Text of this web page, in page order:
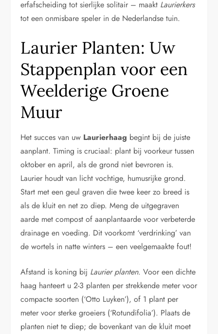
erfafscheiding tot sierlijke solitair – maakt Laurierkers
tot een onmisbare speler in de Nederlandse tuin.
Laurier Planten: Uw
Stappenplan voor een
Weelderige Groene
Muur
Het succes van uw Laurierhaag begint bij de juiste
aanplant. Timing is cruciaal: plant bij voorkeur tussen
oktober en april, als de grond niet bevroren is.
Laurier houdt van licht vochtige, humusrijke grond.
Start met een geul graven die twee keer zo breed is
als de kluit en net zo diep. Meng de uitgegraven
aarde met compost of aanplantaarde voor verbeterde
drainage en voeding. Dit voorkomt ‘verdrinking’ van
de wortels in natte winters – een veelgemaakte fout!
Afstand is koning bij Laurier planten. Voor een dichte
haag hanteert u 2-3 planten per strekkende meter voor
compacte soorten (‘Otto Luyken’), of 1 plant per
meter voor sterke groeiers (‘Rotundifolia’). Plaats de
planten niet te diep; de bovenkant van de kluit moet